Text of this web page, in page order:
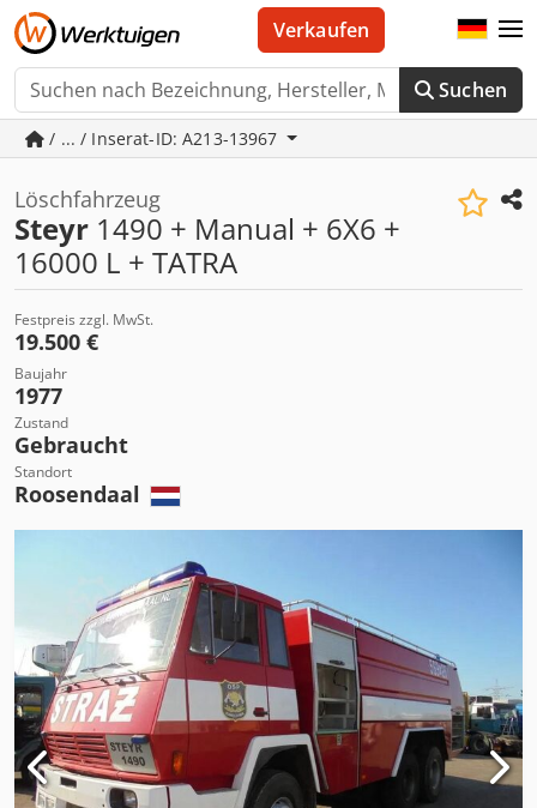
Suchen
Verkaufen
/ ... / Inserat-ID: A213-13967
Löschfahrzeug
Steyr 1490 + Manual + 6X6 +
16000 L + TATRA
Festpreis zzgl. MwSt.
19.500 €
Baujahr
1977
Zustand
Gebraucht
Standort
Roosendaal